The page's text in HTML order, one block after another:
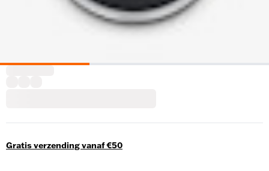
Gratis verzending vanaf €50